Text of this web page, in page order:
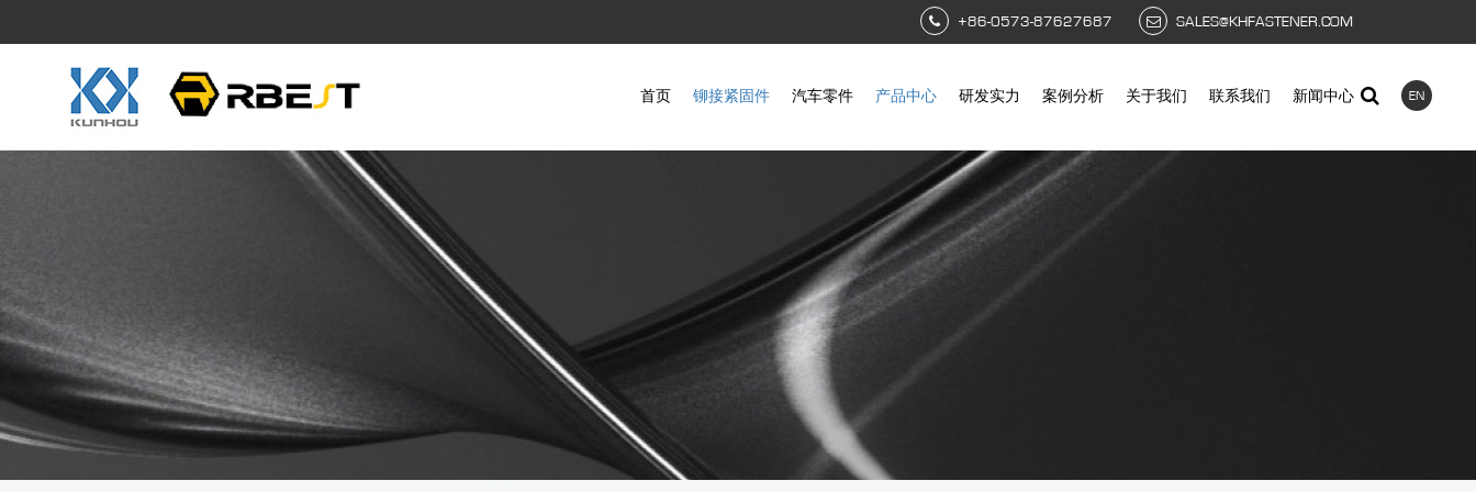
+86-0573-87627687 SALES@KHFASTENER.COM
EN
首页 铆接紧固件 汽车零件 产品中心 研发实力 案例分析 关于我们 联系我们 新闻中心